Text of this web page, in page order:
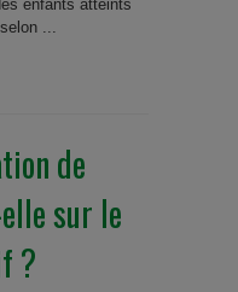
enfants atteints
...
de
sur le
?